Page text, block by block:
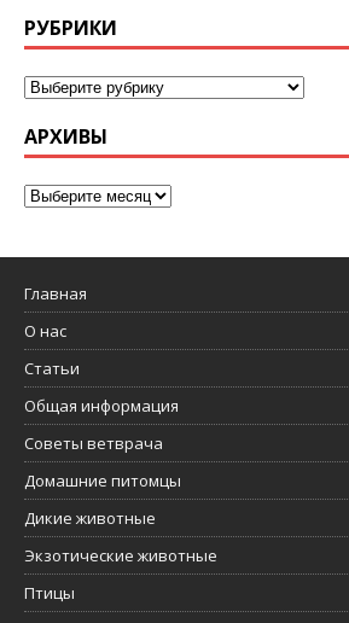
РУБРИКИ
АРХИВЫ
Главная
О нас
Статьи
Общая информация
Советы ветврача
Домашние питомцы
Дикие животные
Экзотические животные
Птицы